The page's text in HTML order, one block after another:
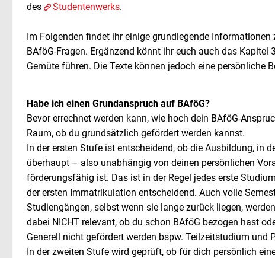
des
Studentenwerks.
Im Folgenden findet ihr einige grundlegende Informationen
BAföG-Fragen. Ergänzend könnt ihr euch auch das Kapitel
Gemüte führen. Die Texte können jedoch eine persönliche
Habe ich einen Grundanspruch auf BAföG?
Bevor errechnet werden kann, wie hoch dein BAföG-
Raum, ob du grundsätzlich gefördert werden kannst.
In der ersten Stufe ist entscheidend, ob die Ausbildung, in
überhaupt – also unabhängig von deinen persönlichen
förderungsfähig ist. Das ist in der Regel jedes erste
der ersten Immatrikulation entscheidend. Auch volle
Studiengängen, selbst wenn sie lange zurück liegen,
dabei NICHT relevant, ob du schon BAföG bezogen hast
Generell nicht gefördert werden bspw. Teilzeitstudium und
In der zweiten Stufe wird geprüft, ob für dich persönlich